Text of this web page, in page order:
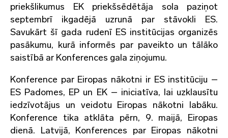
priekšlikumus EK priekšsēdētāja sola paziņot
septembrī ikgadējā uzrunā par stāvokli ES.
Savukārt šī gada rudenī ES institūcijas organizēs
pasākumu, kurā informēs par paveikto un tālāko
saistībā ar Konferences gala ziņojumu.
Konference par Eiropas nākotni ir ES institūciju –
ES Padomes, EP un EK – iniciatīva, lai uzklausītu
iedzīvotājus un veidotu Eiropas nākotni labāku.
Konference tika atklāta pērn, 9. maijā, Eiropas
dienā. Latvijā, Konferences par Eiropas nākotni